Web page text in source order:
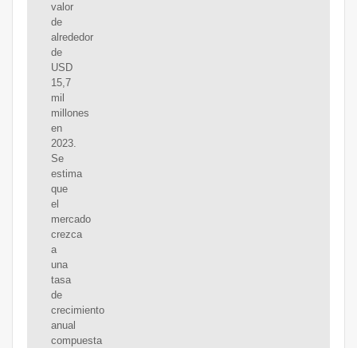
valor
de
alrededor
de
USD
15,7
mil
millones
en
2023.
Se
estima
que
el
mercado
crezca
a
una
tasa
de
crecimiento
anual
compuesta